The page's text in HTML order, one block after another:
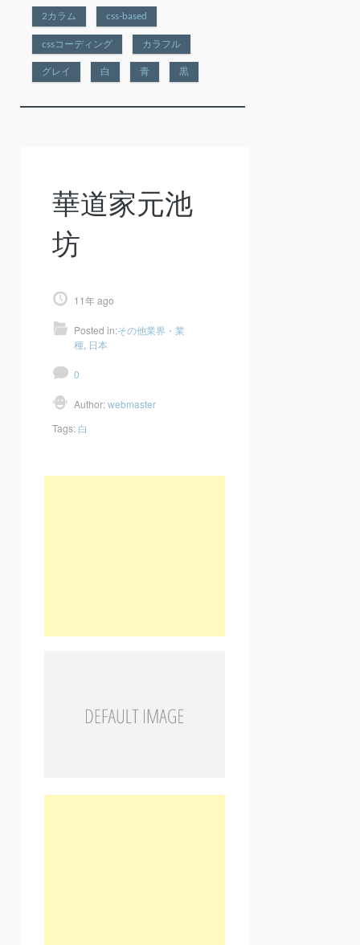
2カラム css-based
cssコーディング カラフル
グレイ 白 青 黒
華道家元池
坊
11年 ago
Posted in:その他業界・業
種 日本
0
Author:webmaster
Tags: 白